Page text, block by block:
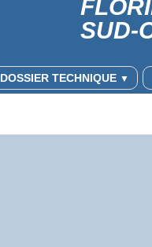
SUD-
DOSSIER TECHNIQUE ▼